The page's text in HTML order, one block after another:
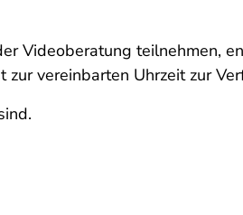
Videoberatung teilnehmen,
vereinbarten Uhrzeit zur